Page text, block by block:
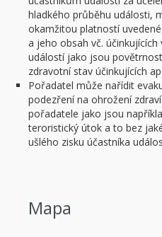
hladkého průběhu události,
okamžitou platností
a jeho obsah vč. účinkujících
událostí jako jsou
zdravotní stav účinkujících
Pořadatel může nařídit
podezření na ohrožení
pořadatele jako jsou
teroristický útok a to bez
ušlého zisku účastníka
Mapa